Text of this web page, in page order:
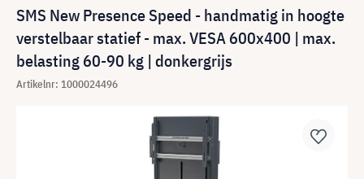
SMS New Presence Speed - handmatig in hoogte
verstelbaar statief - max. VESA 600x400 | max.
belasting 60-90 kg | donkergrijs
Artikelnr: 1000024496